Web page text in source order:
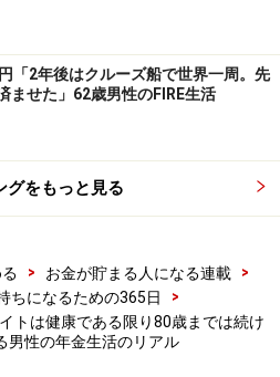
券1000円分プレゼント
やモニター企画に参加が可能に
「2年後はクルーズ船で世界一周。先
ませた」62歳男性のFIRE生活
グをもっと見る
> お金が貯まる人になる連載
>
ちになるための365日
>
トは健康である限り80歳までは続け
男性の年金生活のリアル